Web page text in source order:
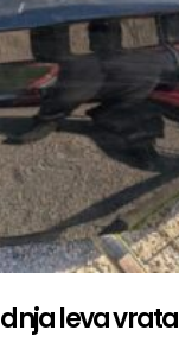
leva vrata